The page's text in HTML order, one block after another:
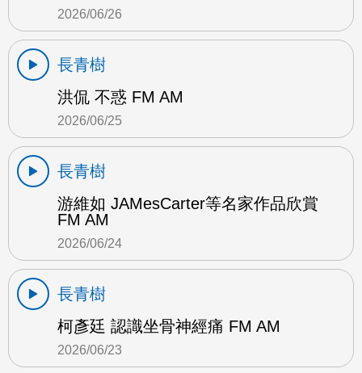
2026/06/26
長青樹
洪侃 不惑 FM AM
2026/06/25
長青樹
游維如 JAMesCarter等名家作品欣賞
FM AM
2026/06/24
長青樹
柯彥廷 認識坐骨神經痛 FM AM
2026/06/23